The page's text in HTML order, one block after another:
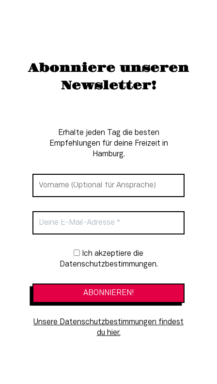
Abonniere unseren
Newsletter!
Erhalte jeden Tag die besten
Empfehlungen für deine Freizeit in
Hamburg.
Newsletter-Anmeldung
Datenschutzbestimmungen.
Unsere Datenschutzbestimmungen findest
du hier.